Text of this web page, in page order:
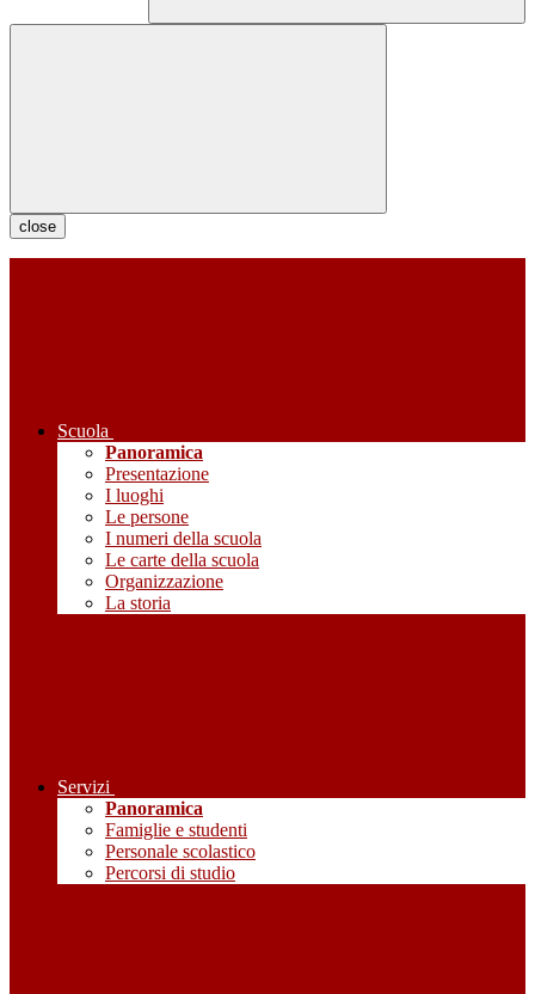
close
Scuola
Panoramica
Presentazione
I luoghi
Le persone
I numeri della scuola
Le carte della scuola
Organizzazione
La storia
Servizi
Panoramica
Famiglie e studenti
Personale scolastico
Percorsi di studio